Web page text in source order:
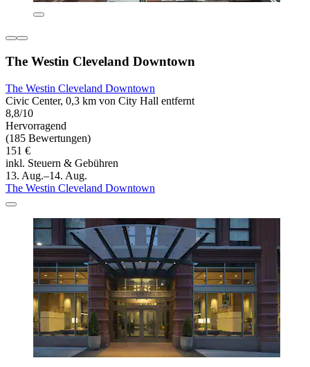
The Westin Cleveland Downtown
The Westin Cleveland Downtown
Civic Center, 0,3 km von City Hall entfernt
8,8/10
Hervorragend
(185 Bewertungen)
151 €
inkl. Steuern & Gebühren
13. Aug.–14. Aug.
The Westin Cleveland Downtown